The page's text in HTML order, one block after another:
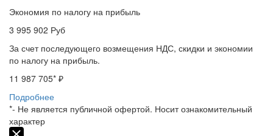
Экономия по налогу на прибыль
3 995 902 Руб
За счет последующего возмещения НДС, скидки и экономии
по налогу на прибыль.
11 987 705* ₽
Подробнее
*- Не является публичной офертой. Носит ознакомительный
характер